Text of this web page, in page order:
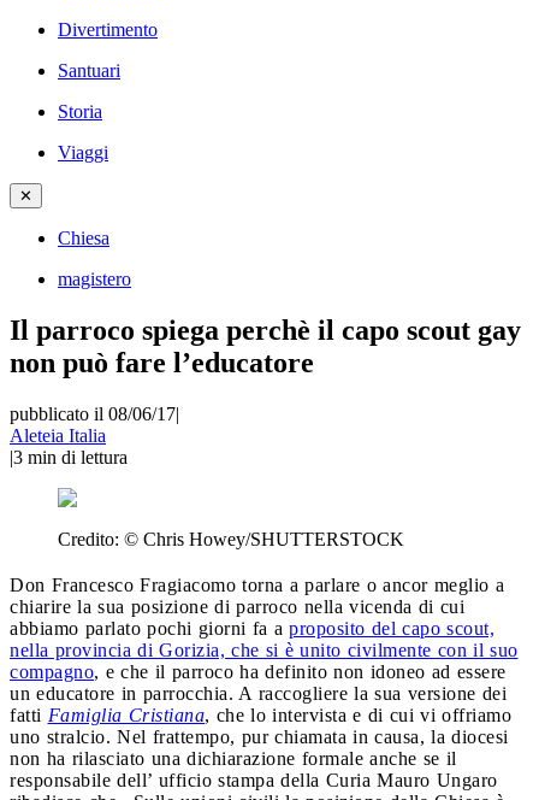
Divertimento
Santuari
Storia
Viaggi
✕
Chiesa
magistero
Il parroco spiega perchè il capo scout gay
non può fare l’educatore
pubblicato il 08/06/17|
Aleteia Italia
|3 min di lettura
Credito: © Chris Howey/SHUTTERSTOCK
Don Francesco Fragiacomo torna a parlare o ancor meglio a
chiarire la sua posizione di parroco nella vicenda di cui
abbiamo parlato pochi giorni fa a proposito del capo scout,
nella provincia di Gorizia, che si è unito civilmente con il suo
compagno, e che il parroco ha definito non idoneo ad essere
un educatore in parrocchia. A raccogliere la sua versione dei
fatti Famiglia Cristiana, che lo intervista e di cui vi offriamo
uno stralcio. Nel frattempo, pur chiamata in causa, la diocesi
non ha rilasciato una dichiarazione formale anche se il
responsabile dell’ ufficio stampa della Curia Mauro Ungaro